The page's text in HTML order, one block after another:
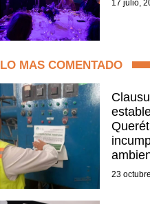
17 julio,
LO MAS COMENTADO
23